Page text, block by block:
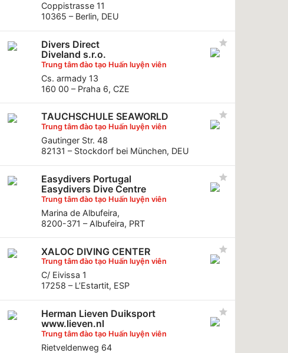
Coppistrasse 11
10365 – Berlin, DEU
Divers Direct
Diveland s.r.o.
Trung tâm đào tạo Huấn luyện viên
Cs. armady 13
160 00 – Praha 6, CZE
TAUCHSCHULE SEAWORLD
Trung tâm đào tạo Huấn luyện viên
Gautinger Str. 48
82131 – Stockdorf bei München, DEU
Easydivers Portugal
Easydivers Dive Centre
Trung tâm đào tạo Huấn luyện viên
Marina de Albufeira,
8200-371 – Albufeira, PRT
XALOC DIVING CENTER
Trung tâm đào tạo Huấn luyện viên
C/ Eivissa 1
17258 – L’Estartit, ESP
Herman Lieven Duiksport
www.lieven.nl
Trung tâm đào tạo Huấn luyện viên
Rietveldenweg 64